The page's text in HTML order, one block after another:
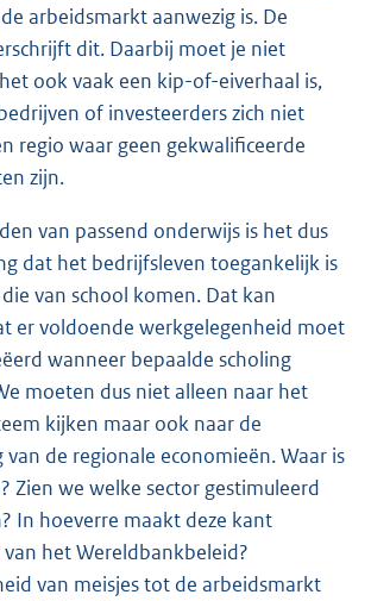
arbeidsmarkt aanwezig is. De
dit. Daarbij moet je niet
ook vaak een kip-of-eiverhaal is,
of investeerders zich niet
regio waar geen gekwalificeerde
zijn.
van passend onderwijs is het dus
dat het bedrijfsleven toegankelijk is
van school komen. Dat kan
er voldoende werkgelegenheid moet
wanneer bepaalde scholing
moeten dus niet alleen naar het
kijken maar ook naar de
van de regionale economieën. Waar is
Zien we welke sector gestimuleerd
In hoeverre maakt deze kant
het Wereldbankbeleid?
van meisjes tot de arbeidsmarkt